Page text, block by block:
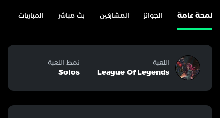
لمحة عامة الجوائز المشاركين بث مباشر المباريات
اللعبة
League Of Legends
نمط اللعبة
Solos